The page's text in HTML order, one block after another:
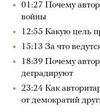
01:27 Почему
войны
12:55 Какую цель
15:13 За что
18:39 Почему
деградируют
23:24 Как
от демократий